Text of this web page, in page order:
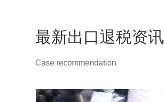
最新出口退税资讯
Case recommendation